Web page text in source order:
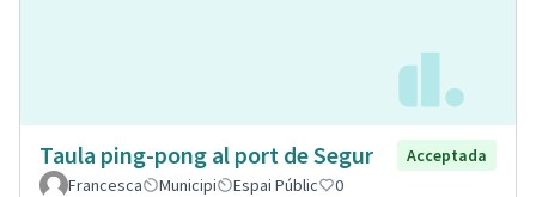
Taula ping-pong al port de Segur
Acceptada
Francesca
Municipi Espai Públic 0